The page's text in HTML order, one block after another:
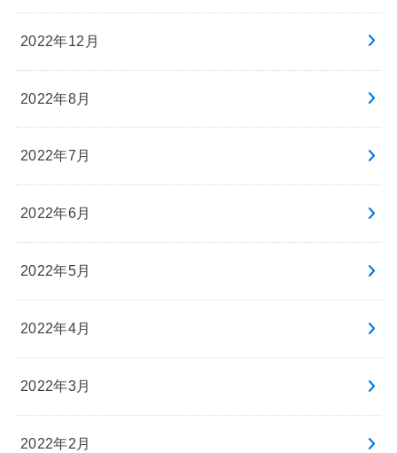
2022年12月
2022年8月
2022年7月
2022年6月
2022年5月
2022年4月
2022年3月
2022年2月